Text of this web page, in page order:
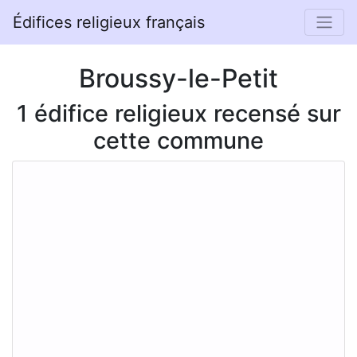
Édifices religieux français
Broussy-le-Petit
1 édifice religieux recensé sur
cette commune